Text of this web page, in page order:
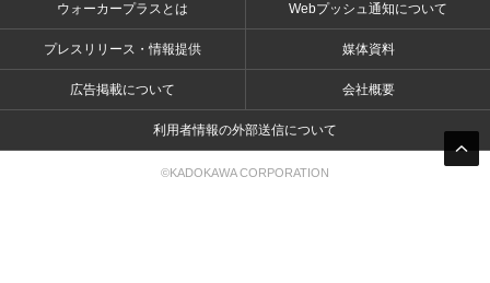
ウォーカープラスとは Webプッシュ通知について
プレスリリース・情報提供 媒体資料
広告掲載について 会社概要
利用者情報の外部送信について
©KADOKAWA CORPORATION